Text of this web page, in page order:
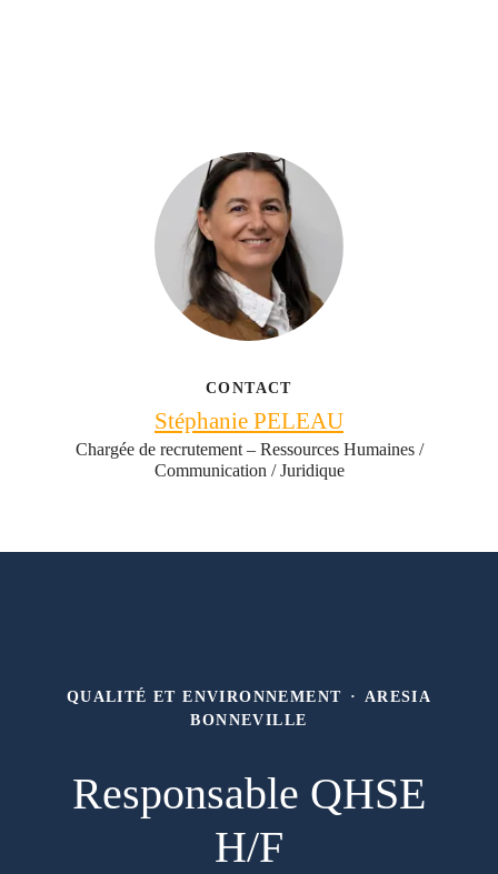
CONTACT
Stéphanie PELEAU
Chargée de recrutement – Ressources Humaines /
Communication / Juridique
QUALITÉ ET ENVIRONNEMENT · ARESIA
BONNEVILLE
Responsable QHSE
H/F